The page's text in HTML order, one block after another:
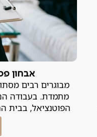
אבחון
מבוגרים רבים
מתמדת. בעבודה
הפוטנציאל, בבית
קרובות הם מתייגים
מספיק חכמים". האמת